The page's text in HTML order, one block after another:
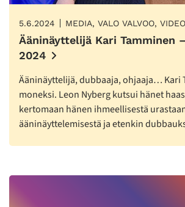
5.6.2024 MEDIA, VALO VALVOO, VIDEO
Ääninäyttelijä Kari Tamminen
2024
Ääninäyttelijä, dubbaaja, ohjaaja… Kari
moneksi. Leon Nyberg kutsui hänet
kertomaan hänen ihmeellisestä
ääninäyttelemisestä ja etenkin